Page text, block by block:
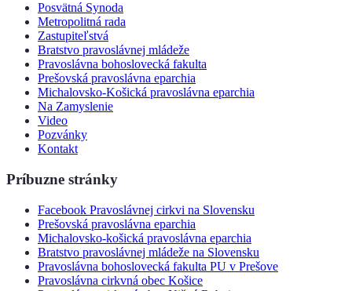
Posvätná Synoda
Metropolitná rada
Zastupiteľstvá
Bratstvo pravoslávnej mládeže
Pravoslávna bohoslovecká fakulta
Prešovská pravoslávna eparchia
Michalovsko-Košická pravoslávna eparchia
Na Zamyslenie
Video
Pozvánky
Kontakt
Príbuzne stránky
Facebook Pravoslávnej cirkvi na Slovensku
Prešovská pravoslávna eparchia
Michalovsko-košická pravoslávna eparchia
Bratstvo pravoslávnej mládeže na Slovensku
Pravoslávna bohoslovecká fakulta PU v Prešove
Pravoslávna cirkvná obec Košice